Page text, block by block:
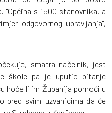
s 1500 stanovnika, a
odgovornog upravljanja",
smatra načelnik, jest
škole pa je uputio pitanje
hoće li im Županija pomoći u
pred svim uzvanicima da će